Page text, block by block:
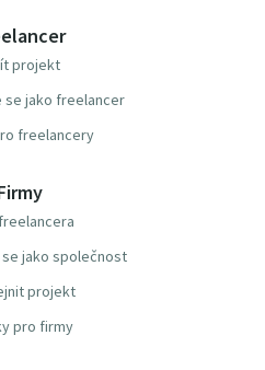
projekt
jako freelancer
freelancery
jako společnost
projekt
pro firmy